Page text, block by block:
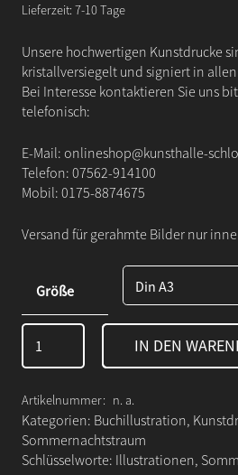
Lieferzeit: 7-10 Tage
Unsere hochwertigen Kunstdrucke
kristallversiegelt und signiert in
Bei Interesse kontaktieren Sie uns
telefonisch:
E-Mail: onlineshop@kunsthalle-
Telefon: 07562-914100
Mobil: 0175-8874675
Versand für gerahmte Bilder nur
Größe
Ein
Sommernachtstraum
-
Den
Kopf
besteck
ich
IN DEN
Artikelnummer: n. a.
Kategorien: Buchillustration,
Sommernachtstraum
Schlüsselworte: Illustrationen,